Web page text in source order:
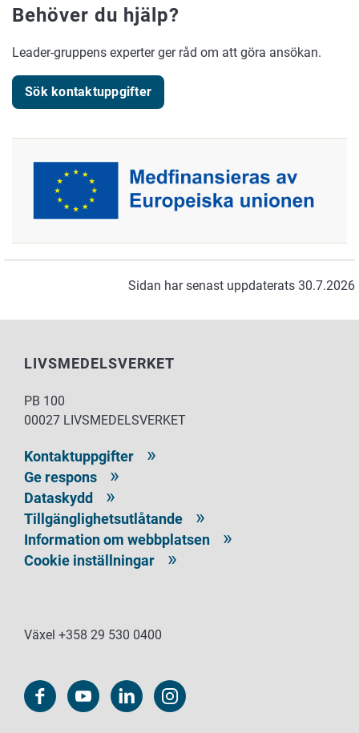
Behöver du hjälp?
Leader-gruppens experter ger råd om att göra ansökan.
Sök kontaktuppgifter
Sidan har senast uppdaterats 30.7.2026
LIVSMEDELSVERKET
PB 100
00027 LIVSMEDELSVERKET
Kontaktuppgifter
Ge respons
Dataskydd
Tillgänglighetsutlåtande
Information om webbplatsen
Cookie inställningar
Växel +358 29 530 0400